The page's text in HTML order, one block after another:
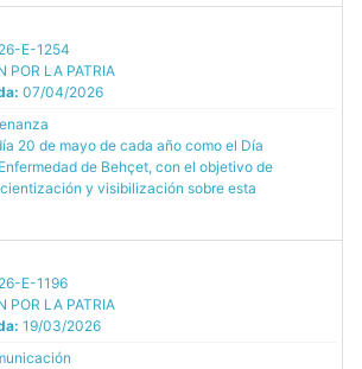
E-1254
POR LA PATRIA
07/04/2026
20 de mayo de cada año como el Día
de Behçet, con el objetivo de
y visibilización sobre esta
E-1196
POR LA PATRIA
19/03/2026